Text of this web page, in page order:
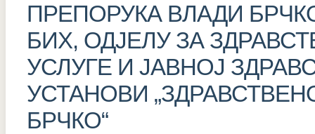
ПРЕПОРУКА ВЛАДИ
БИХ, ОДЈЕЛУ ЗА
УСЛУГЕ И ЈАВНОЈ
УСТАНОВИ
БРЧКО“